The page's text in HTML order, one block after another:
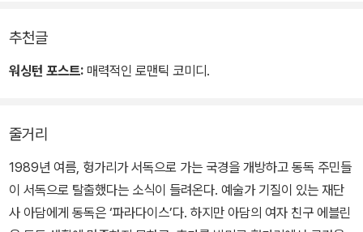
아담은 펼쳐진 앨범을 악보처럼 들고서 거기 붙은 커다란 여자 사진
들을 찢어내 불꽃 속으로 던져 넣었다.
사진 한 장이 다 타지 않고 펄럭거리며 위쪽으로 날아오르다가 이내
오그라들며 열기 속으로 사라졌다.
에블린을 가장 무섭게 한 건 그의 행동이 보여주는 규칙성과 차분함
이었다.
추천글
워싱턴 포스트: 매력적인 로맨틱 코미디.
줄거리
1989년 여름, 헝가리가 서독으로 가는 국경을 개방하고 동독 주민들
이 서독으로 탈출했다는 소식이 들려온다. 예술가 기질이 있는 재단
사 아담에게 동독은 ‘파라다이스’다. 하지만 아담의 여자 친구 에블린